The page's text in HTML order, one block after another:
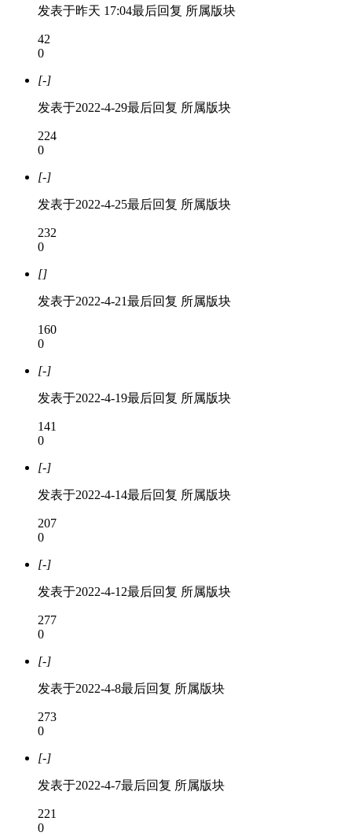
发表于昨天 17:04最后回复 所属版块
42
0
[-]
发表于2022-4-29最后回复 所属版块
224
0
[-]
发表于2022-4-25最后回复 所属版块
232
0
[]
发表于2022-4-21最后回复 所属版块
160
0
[-]
发表于2022-4-19最后回复 所属版块
141
0
[-]
发表于2022-4-14最后回复 所属版块
207
0
[-]
发表于2022-4-12最后回复 所属版块
277
0
[-]
发表于2022-4-8最后回复 所属版块
273
0
[-]
发表于2022-4-7最后回复 所属版块
221
0